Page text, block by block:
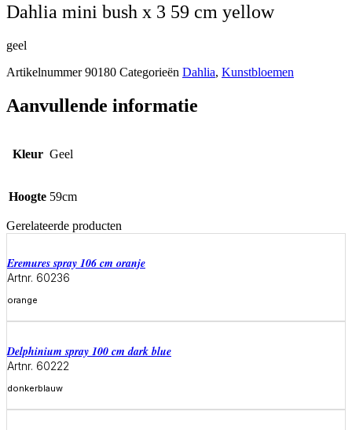
dahlia mini bush x 3 59 cm yellow
geel
Artikelnummer90180 Categorieën Dahlia, Kunstbloemen
Aanvullende informatie
Kleur Geel
Hoogte 59cm
Gerelateerde producten
eremures spray 106 cm oranje
Artnr. 60236
orange
Meer informatie
delphinium spray 100 cm dark blue
Artnr. 60222
donkerblauw